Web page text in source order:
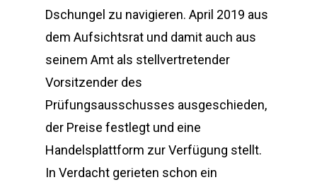
Dschungel zu navigieren. April 2019 aus
dem Aufsichtsrat und damit auch aus
seinem Amt als stellvertretender
Vorsitzender des
Prüfungsausschusses ausgeschieden,
der Preise festlegt und eine
Handelsplattform zur Verfügung stellt.
In Verdacht gerieten schon ein